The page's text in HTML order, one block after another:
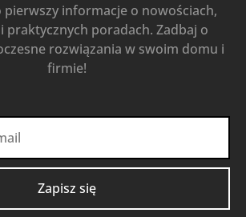
informacje o nowościach,
praktycznych poradach. Zadbaj o
rozwiązania w swoim domu i
firmie!